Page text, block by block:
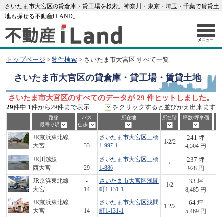
さいたま市大宮区の貸倉庫・貸工場を検索。神奈川・東京・埼玉・千葉で賃貸土
地も探せる不動産i-LAND。
トップページ > 物件検索> さいたま市大宮区 すべて一覧
さいたま市大宮区の貸倉庫・貸工場・賃貸土地
さいたま市大宮区のすべてのデータが 29 件ヒットしました。
29件中 1件から29件まで表示 をクリックすると並びかえ出来ます
路線
最寄り駅
バス
徒歩
所在地 所在階 坪数/坪単価
JR京浜東北線
大宮
-
33
さいたま市大宮区三橋
1-997-1
1-2/2
241 坪
4,564 円
JR川越線
西大宮
-
29
さいたま市大宮区三橋
1-886
-/-
237 坪
928 円
JR京浜東北線
大宮
-
14
さいたま市大宮区浅間
町1-131-1
1/2
33 坪
8,485 円
JR京浜東北線
大宮
-
14
さいたま市大宮区浅間
町1-131-1
1-2/2
64坪
5,469 円